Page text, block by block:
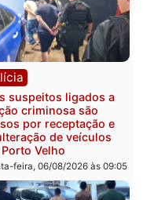
Política
Ministro Dias Tofolli , do
TSE, determina
e processamento da
que pode levar à perda
mandato da prefeita de
Pimenta Bueno
quinta-feira, 06/08/2026 às